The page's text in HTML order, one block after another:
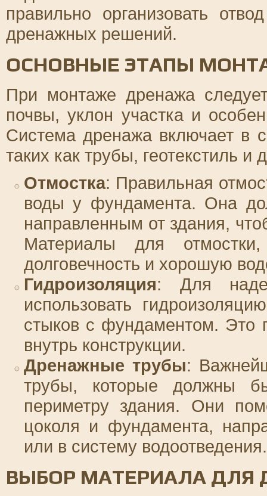
правильно организовать
дренажных решений.
ОСНОВНЫЕ ЭТАПЫ
При монтаже дренажа
почвы, уклон участка и
Система дренажа включает в
таких как трубы, геотекстиль
Отмостка: Правильная
воды у фундамента. Она
направленным от здания,
Материалы для
долговечность и хорошую
Гидроизоляция: Для
использовать
стыков с фундаментом. Это
внутрь конструкции.
Дренажные трубы:
трубы, которые должны
периметру здания. Они
цоколя и фундамента,
или в систему водоотведения.
ВЫБОР МАТЕРИАЛА